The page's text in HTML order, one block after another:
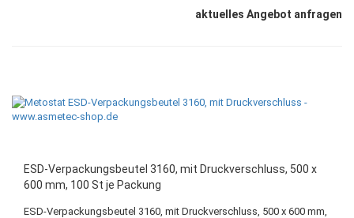
aktuelles Angebot anfragen
ESD-Verpackungsbeutel 3160, mit Druckverschluss, 500 x
600 mm, 100 St je Packung
ESD-Verpackungsbeutel 3160, mit Druckverschluss, 500 x 600 mm,